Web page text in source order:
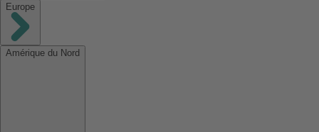
Europe
Amérique du Nord